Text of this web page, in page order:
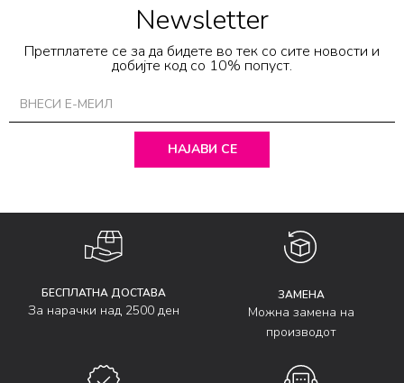
Newsletter
Претплатете се за да бидете во тек со сите новости и
добијте код со 10% попуст.
НАЈАВИ СЕ
БЕСПЛАТНА ДОСТАВА
За нарачки над 2500 ден
ЗАМЕНА
Можна замена на
производот